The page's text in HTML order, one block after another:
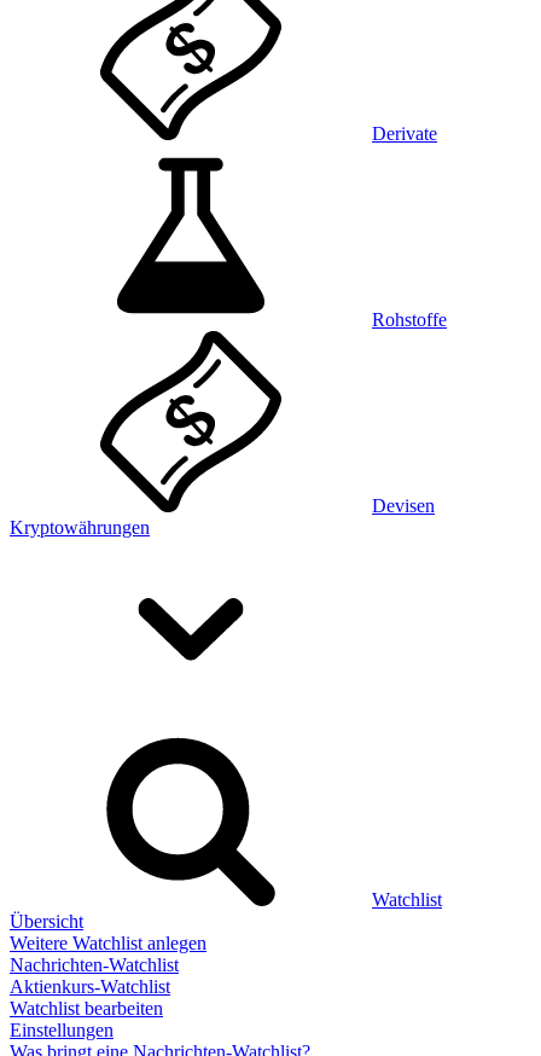
Derivate
Rohstoffe
Devisen
Kryptowährungen
Watchlist
Übersicht
Weitere Watchlist anlegen
Nachrichten-Watchlist
Aktienkurs-Watchlist
Watchlist bearbeiten
Einstellungen
Was bringt eine Nachrichten-Watchlist?